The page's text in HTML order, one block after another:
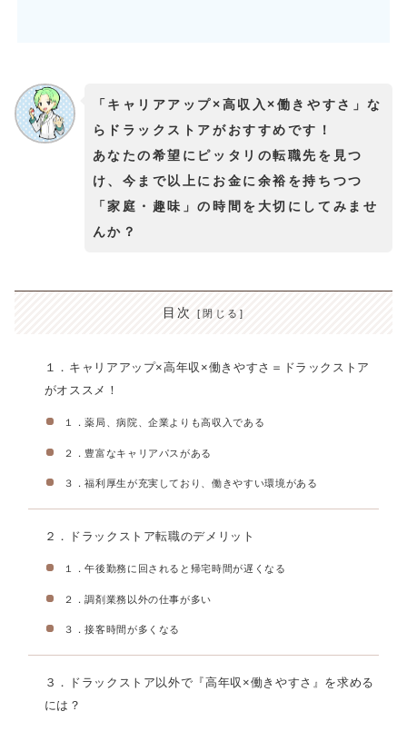
「キャリアアップ×高収入×働きやすさ」な
らドラックストアがおすすめです！
あなたの希望にピッタリの転職先を見つ
け、今まで以上にお金に余裕を持ちつつ
「家庭・趣味」の時間を大切にしてみませ
んか？
目次
１．キャリアアップ×高年収×働きやすさ＝ドラックストア
がオススメ！
１．薬局、病院、企業よりも高収入である
２．豊富なキャリアパスがある
３．福利厚生が充実しており、働きやすい環境がある
２．ドラックストア転職のデメリット
１．午後勤務に回されると帰宅時間が遅くなる
２．調剤業務以外の仕事が多い
３．接客時間が多くなる
３．ドラックストア以外で『高年収×働きやすさ』を求める
には？